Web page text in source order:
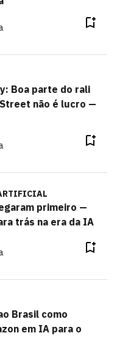
Boa parte do rali
não é lucro —
primeiro —
trás na era da IA
Brasil como
em IA para o